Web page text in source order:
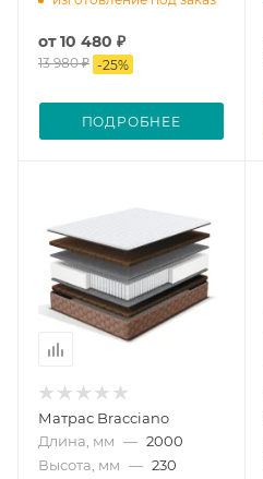
от10 480 ₽
13 980 ₽ -25%
ПОДРОБНЕЕ
Матрас Bracciano
Длина, мм — 2000
Высота, мм — 230